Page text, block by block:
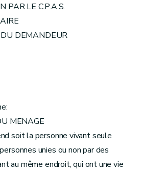
PAR LE C.P.A.S.
DEMANDEUR
MENAGE
soit la personne vivant seule
unies ou non par des
au même endroit, qui ont une vie